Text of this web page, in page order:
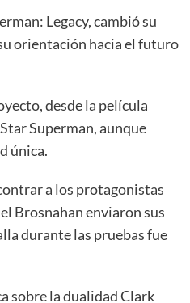
Legacy, cambió su
orientación hacia el futuro
desde la película
Superman, aunque
única.
a los protagonistas
Brosnahan enviaron sus
durante las pruebas fue
sobre la dualidad Clark